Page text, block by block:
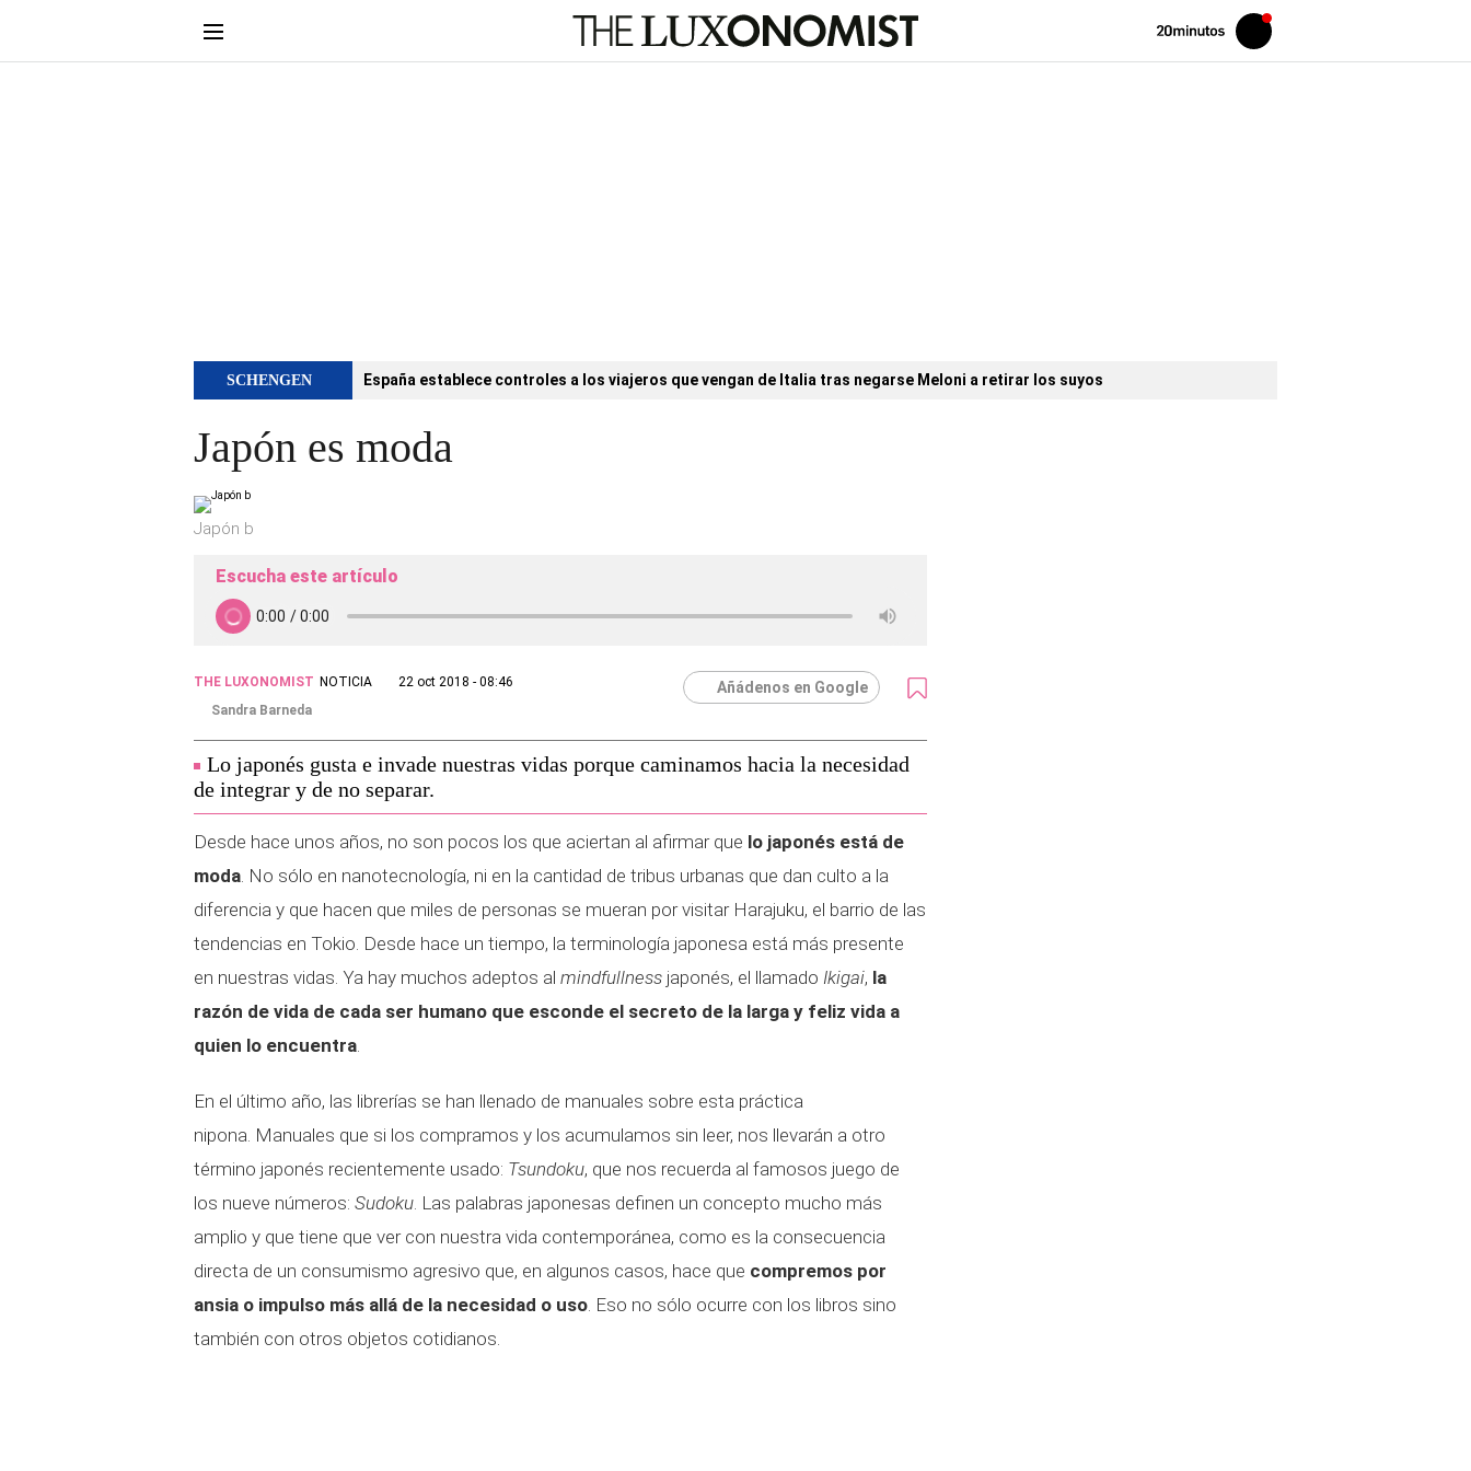
Volver
Iniciar
sesión
SCHENGEN España establece controles a los viajeros que vengan de Italia tras negarse Meloni a retirar los suyos
Japón es moda
Japón b
Escucha este artículo
THE LUXONOMIST NOTICIA
22 oct 2018 - 08:46
Sandra Barneda
Añádenos en Google
Lo japonés gusta e invade nuestras vidas porque caminamos hacia la necesidad
de integrar y de no separar.
Desde hace unos años, no son pocos los que aciertan al afirmar que lo japonés está de
moda. No sólo en nanotecnología, ni en la cantidad de tribus urbanas que dan culto a la
diferencia y que hacen que miles de personas se mueran por visitar Harajuku, el barrio de las
tendencias en Tokio. Desde hace un tiempo, la terminología japonesa está más presente
en nuestras vidas. Ya hay muchos adeptos al mindfullness japonés, el llamado Ikigai, la
razón de vida de cada ser humano que esconde el secreto de la larga y feliz vida a
quien lo encuentra.
En el último año, las librerías se han llenado de manuales sobre esta práctica
nipona. Manuales que si los compramos y los acumulamos sin leer, nos llevarán a otro
término japonés recientemente usado: Tsundoku, que nos recuerda al famosos juego de
los nueve números: Sudoku. Las palabras japonesas definen un concepto mucho más
amplio y que tiene que ver con nuestra vida contemporánea, como es la consecuencia
directa de un consumismo agresivo que, en algunos casos, hace que compremos por
ansia o impulso más allá de la necesidad o uso. Eso no sólo ocurre con los libros sino
también con otros objetos cotidianos.